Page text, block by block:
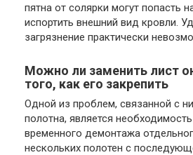
пятна от солярки могут попасть
испортить внешний вид кровли.
загрязнение практически
Можно ли заменить лист
того, как его закрепить
Одной из проблем, связанной с
полотна, является
временного демонтажа
нескольких полотен с